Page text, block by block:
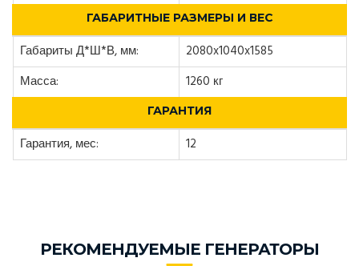
ГАБАРИТНЫЕ РАЗМЕРЫ И ВЕС
Габариты Д*Ш*В, мм:
2080x1040x1585
Масса:
1260 кг
ГАРАНТИЯ
Гарантия, мес: 12
РЕКОМЕНДУЕМЫЕ ГЕНЕРАТОРЫ